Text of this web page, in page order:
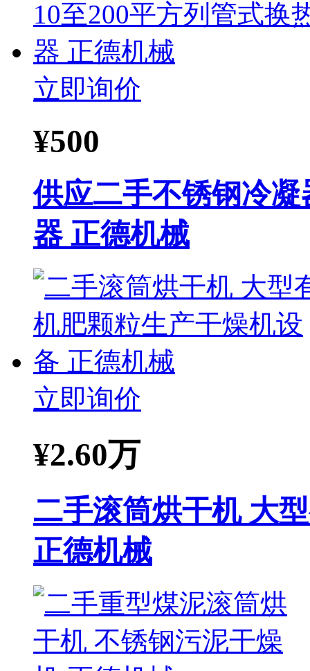
立即询价
¥500
供应二手不锈钢冷
器 正德机械
立即询价
¥2.60万
二手滚筒烘干机 大
正德机械